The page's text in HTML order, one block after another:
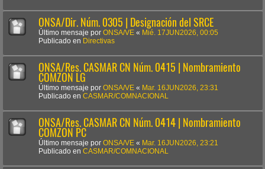
ONSA/Dir. Núm. 0305 | Designación del SRCE
Último mensaje por ONSA/VE « Mié. 17JUN2026, 00:05
Publicado en Directivas
ONSA/Res. CASMAR CN Núm. 0415 | Nombramiento
COMZON LG
Último mensaje por ONSA/VE « Mar. 16JUN2026, 23:31
Publicado en CASMAR/COMNACIONAL
ONSA/Res. CASMAR CN Núm. 0414 | Nombramiento
COMZON PC
Último mensaje por ONSA/VE « Mar. 16JUN2026, 23:21
Publicado en CASMAR/COMNACIONAL